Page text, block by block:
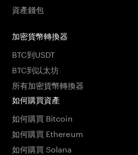
資產錢包
加密貨幣轉換器
BTC到USDT
BTC到以太坊
所有加密貨幣轉換器
如何購買資產
如何購買 Bitcoin
如何購買 Ethereum
如何購買 Solana